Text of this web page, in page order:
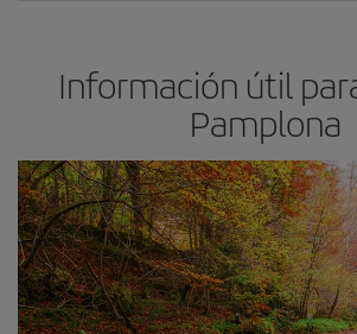
Información útil
Pamplona